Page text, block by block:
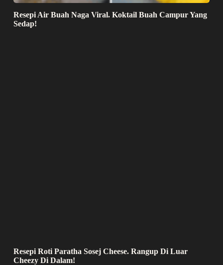
Resepi Air Buah Naga Viral. Koktail Buah Campur Yang
Sedap!
Resepi Roti Paratha Sosej Cheese. Rangup Di Luar
Cheezy Di Dalam!